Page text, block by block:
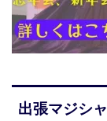
出張マジシ